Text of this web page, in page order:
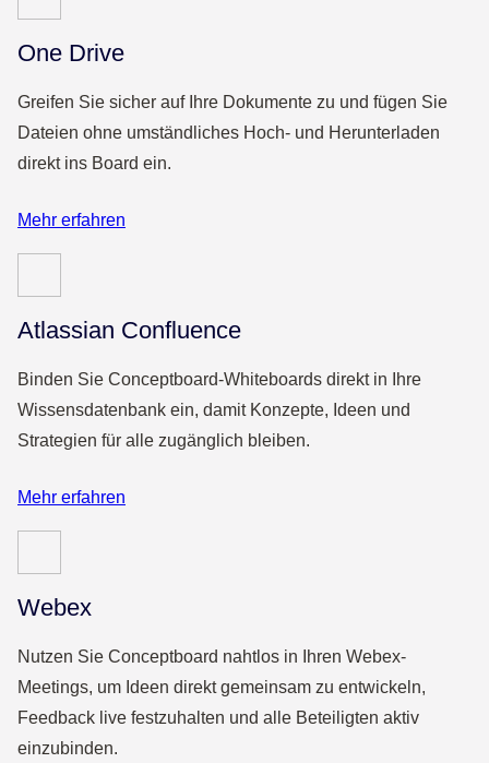
One Drive
Greifen Sie sicher auf Ihre Dokumente zu und fügen Sie
Dateien ohne umständliches Hoch- und Herunterladen
direkt ins Board ein.
Mehr erfahren
Atlassian Confluence
Binden Sie Conceptboard-Whiteboards direkt in Ihre
Wissensdatenbank ein, damit Konzepte, Ideen und
Strategien für alle zugänglich bleiben.
Mehr erfahren
Webex
Nutzen Sie Conceptboard nahtlos in Ihren Webex-
Meetings, um Ideen direkt gemeinsam zu entwickeln,
Feedback live festzuhalten und alle Beteiligten aktiv
einzubinden.